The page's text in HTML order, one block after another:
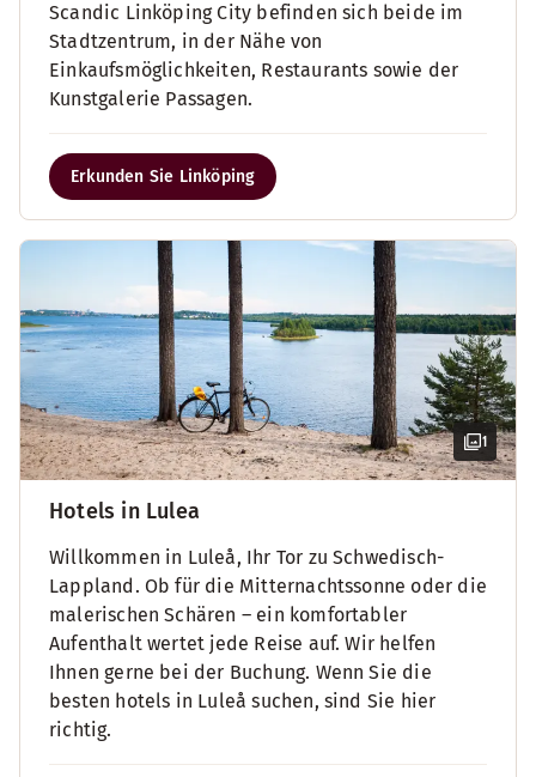
Scandic Linköping City befinden sich beide im
Stadtzentrum, in der Nähe von
Einkaufsmöglichkeiten, Restaurants sowie der
Kunstgalerie Passagen.
Erkunden Sie Linköping
1
Hotels in Lulea
Willkommen in Luleå, Ihr Tor zu Schwedisch-
Lappland. Ob für die Mitternachtssonne oder die
malerischen Schären – ein komfortabler
Aufenthalt wertet jede Reise auf. Wir helfen
Ihnen gerne bei der Buchung. Wenn Sie die
besten hotels in Luleå suchen, sind Sie hier
richtig.